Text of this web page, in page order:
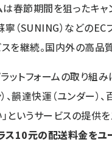
は春節期間を狙ったキ
寧（SUNING）などの
を継続。国内外の高品
ットフォームの取り組み
）、韻達快運（ユンダー）
というサービスの提供
ス10元の配送料金をユ